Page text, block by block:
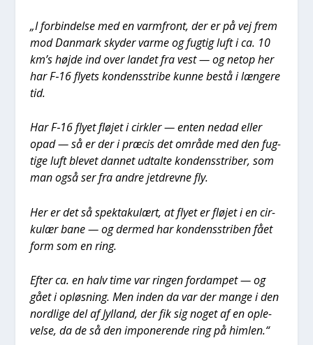
„I for­bin­del­se med en varm­front, der er på vej frem
mod Dan­mark sky­der var­me og fug­tig luft i ca. 10
km’s høj­de ind over lan­det fra vest — og net­op her
har F‑16 fly­ets kon­dens­stri­be kun­ne bestå i læn­ge­re
tid.
Har F‑16 fly­et flø­jet i cirk­ler — enten nedad eller
opad — så er der i præ­cis det områ­de med den fug­
ti­ge luft ble­vet dan­net udtal­te kon­dens­stri­ber, som
man også ser fra andre jetdrev­ne fly.
Her er det så spek­taku­lært, at fly­et er flø­jet i en cir­
ku­lær bane — og der­med har kon­dens­stri­ben fået
form som en ring.
Efter ca. en halv time var rin­gen for­dam­pet — og
gået i opløs­ning. Men inden da var der man­ge i den
nord­li­ge del af Jyl­land, der fik sig noget af en ople­
vel­se, da de så den impo­ne­ren­de ring på him­len.“